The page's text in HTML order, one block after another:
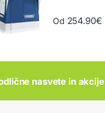
Od 254.90€
nasvete in akcije